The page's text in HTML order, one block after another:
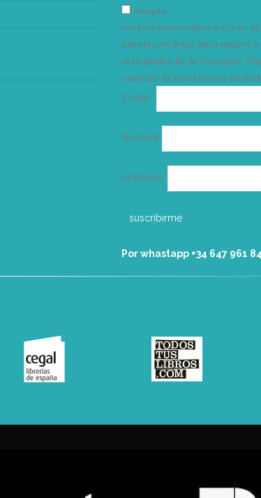
Acepto
correo electrónico solo se
nuestro boletín informativo
actividades de la Vorágine.
cancelar la suscripción
E-mail*
electrónico
Nombre
Apellidos
Por whastapp +34 ‭647 961